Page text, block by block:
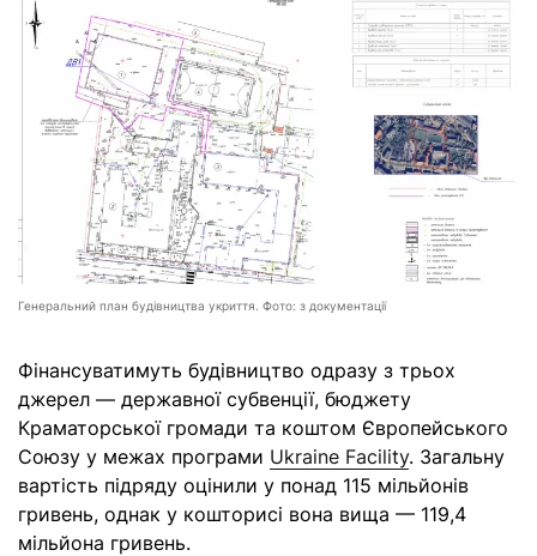
Генеральний план будівництва укриття. Фото: з документації
Фінансуватимуть будівництво одразу з трьох
джерел — державної субвенції, бюджету
Краматорської громади та коштом Європейського
Союзу у межах програми Ukraine Facility. Загальну
вартість підряду оцінили у понад 115 мільйонів
гривень, однак у кошторисі вона вища — 119,4
мільйона гривень.